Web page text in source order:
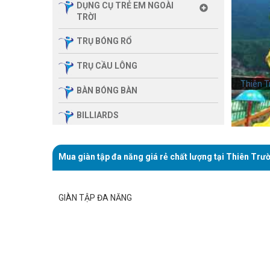
DỤNG CỤ TRẺ EM NGOÀI
TRỜI
TRỤ BÓNG RỔ
TRỤ CẦU LÔNG
BÀN BÓNG BÀN
BILLIARDS
ĐÌNH
THIẾT BỊ PHÒNG GYM MBH
Thiên
Thiên
Mua giàn tập đa năng giá rẻ chất lượng tại Thiên
GIÀN TẬP ĐA NĂNG